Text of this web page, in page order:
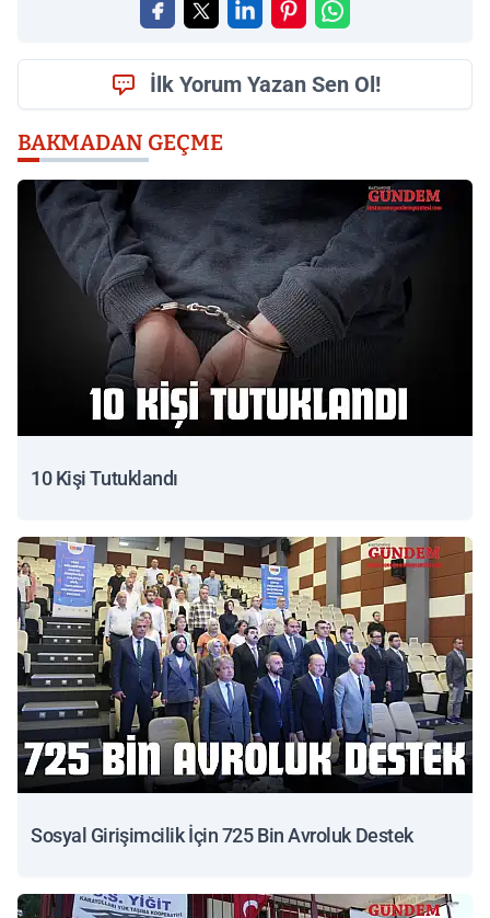
İlk Yorum Yazan Sen Ol!
BAKMADAN GEÇME
10 Kişi Tutuklandı
Sosyal Girişimcilik İçin 725 Bin Avroluk Destek